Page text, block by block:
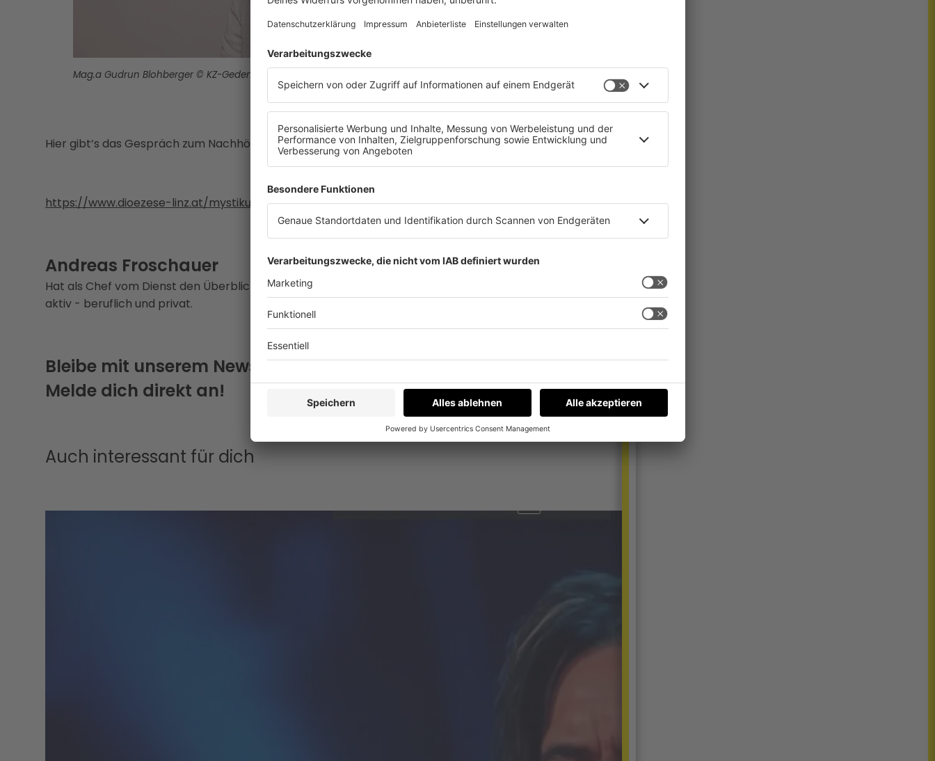
Mag.a Gudrun Blohberger © KZ-Gedenkstätte Mauthausen
Hier gibt’s das Gespräch zum Nachhören:
https://www.dioezese-linz.at/mystikundgeist/erinnern
Andreas Froschauer
Hat als Chef vom Dienst den Überblick im täglichen Programmablauf. Außerdem auch sportlich
aktiv - beruflich und privat.
Bleibe mit unserem Newsletter immer auf dem Laufenden.
Melde dich direkt an!
Auch interessant für dich